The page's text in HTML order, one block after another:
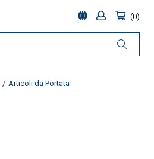
0
Articoli da Portata